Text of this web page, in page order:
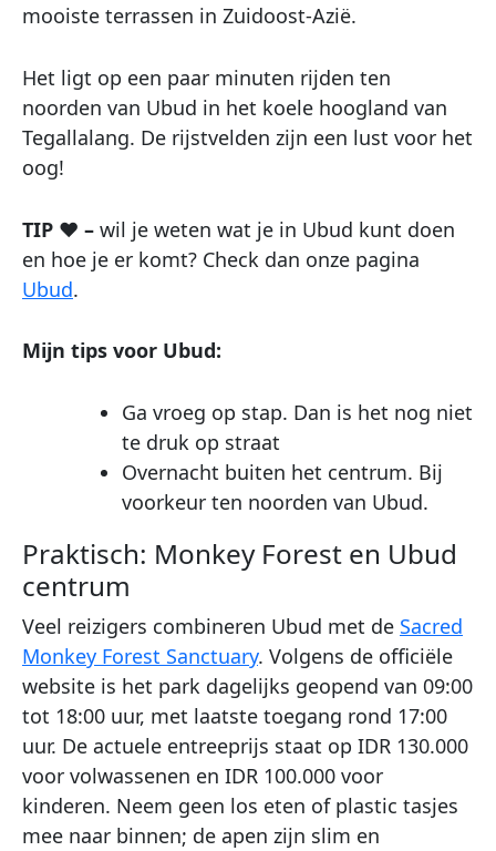
mooiste terrassen in Zuidoost-Azië.
Het ligt op een paar minuten rijden ten
noorden van Ubud in het koele hoogland van
Tegallalang. De rijstvelden zijn een lust voor het
oog!
TIP ♥ – wil je weten wat je in Ubud kunt doen
en hoe je er komt? Check dan onze pagina
Ubud.
Mijn tips voor Ubud:
Ga vroeg op stap. Dan is het nog niet
te druk op straat
Overnacht buiten het centrum. Bij
voorkeur ten noorden van Ubud.
Praktisch: Monkey Forest en Ubud
centrum
Veel reizigers combineren Ubud met de Sacred
Monkey Forest Sanctuary. Volgens de officiële
website is het park dagelijks geopend van 09:00
tot 18:00 uur, met laatste toegang rond 17:00
uur. De actuele entreeprijs staat op IDR 130.000
voor volwassenen en IDR 100.000 voor
kinderen. Neem geen los eten of plastic tasjes
mee naar binnen; de apen zijn slim en